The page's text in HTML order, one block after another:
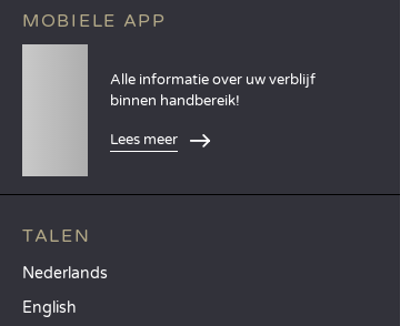
MOBIELE APP
Alle informatie over uw verblijf
binnen handbereik!
Lees meer
TALEN
Nederlands
English